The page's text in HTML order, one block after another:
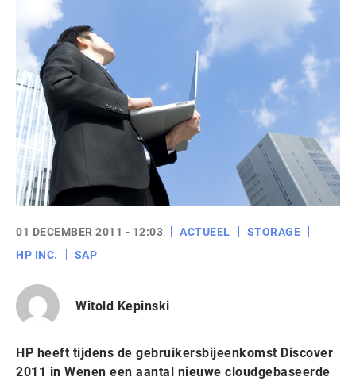
01 DECEMBER 2011 - 12:03 ACTUEEL
STORAGE
HP INC.
SAP
Witold Kepinski
HP heeft tijdens de gebruikersbijeenkomst Discover
2011 in Wenen een aantal nieuwe cloudgebaseerde